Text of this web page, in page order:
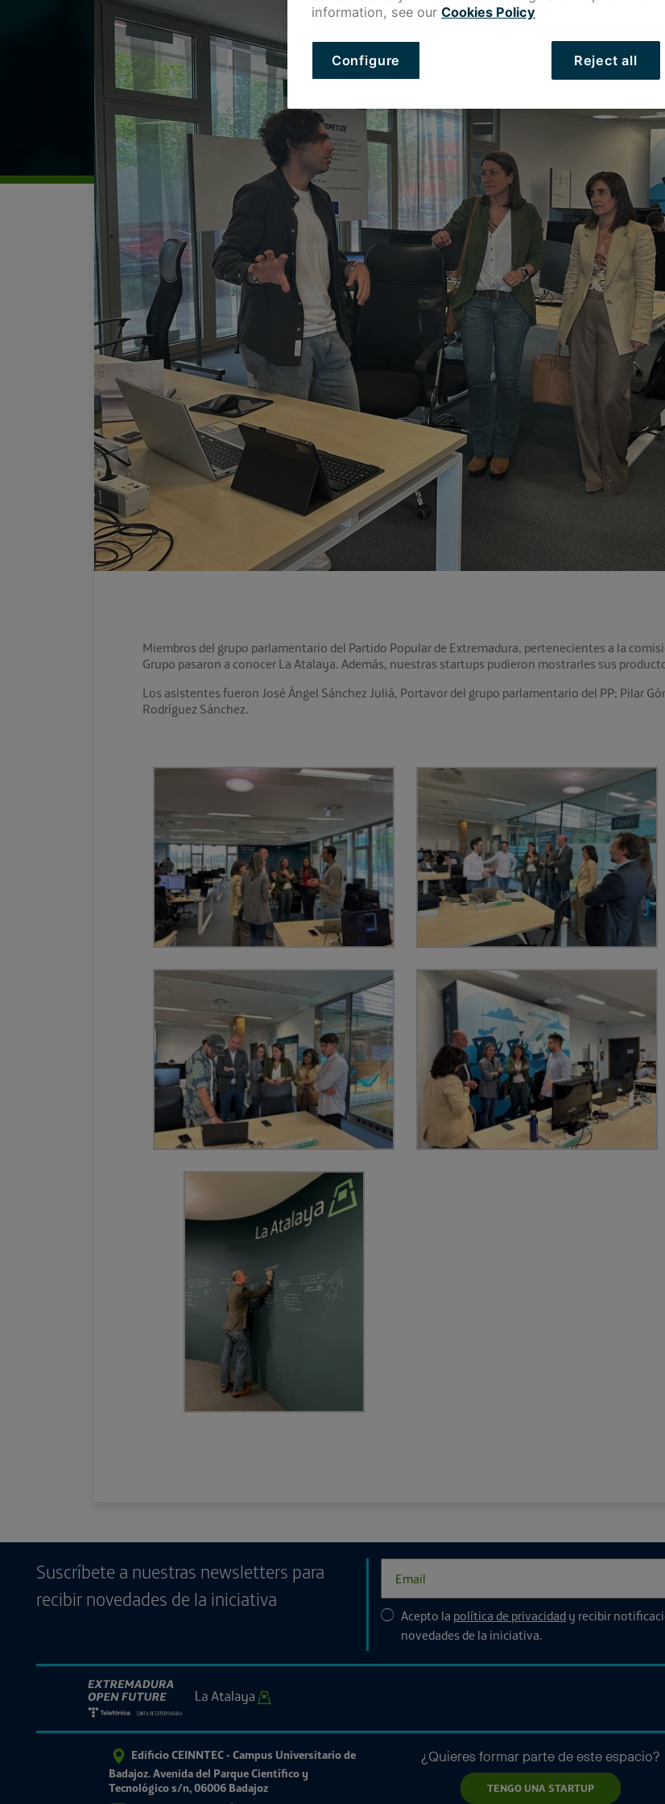
Miembros del grupo parlamentario del Partido Popular de Extremadura, pertenecientes a la
Grupo pasaron a conocer La Atalaya. Además, nuestras startups pudieron mostrarles sus
Los asistentes fueron José Ángel Sánchez Juliá, Portavor del grupo parlamentario del PP; Pilar
Rodríguez Sánchez.
Suscríbete a nuestras newsletters para
recibir novedades de la iniciativa
Acepto la política de privacidad y recibir
novedades de la iniciativa.
Edificio CEINNTEC - Campus Universitario de
Badajoz. Avenida del Parque Científico y
Tecnológico s/n, 06006 Badajoz
¿Quieres formar parte de este espacio?
TENGO UNA STARTUP
information, see our Cookies Policy
Reject all
Configure